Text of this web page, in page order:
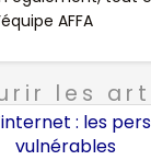
AFFA
les
: les
vulnérables